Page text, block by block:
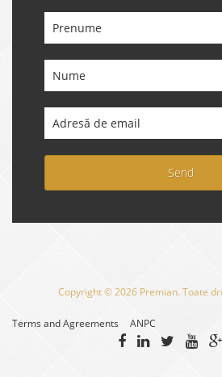
Send
Copyright © 2026 Premian. Toate
Terms and Agreements ANPC